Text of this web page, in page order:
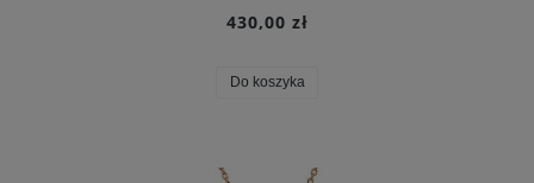
430,00 zł
Do koszyka